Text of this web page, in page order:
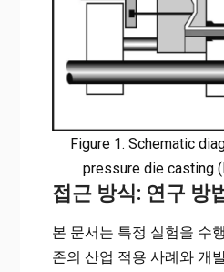
Figure 1. Schematic
pressure die casting
접근 방식: 연구 방
본 문서는 특정 실험을 수
존의 산업 적용 사례와 개